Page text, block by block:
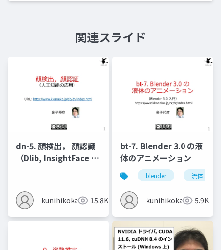
関連スライド
dn-5. 顔検出， 顔認識
（Dlib, InsightFace を
kunihikokaneko15.8K
bt-7. Blender 3.0 の液
体のアニメーション
blender 流体アニ
kunihikokaneko5.9K